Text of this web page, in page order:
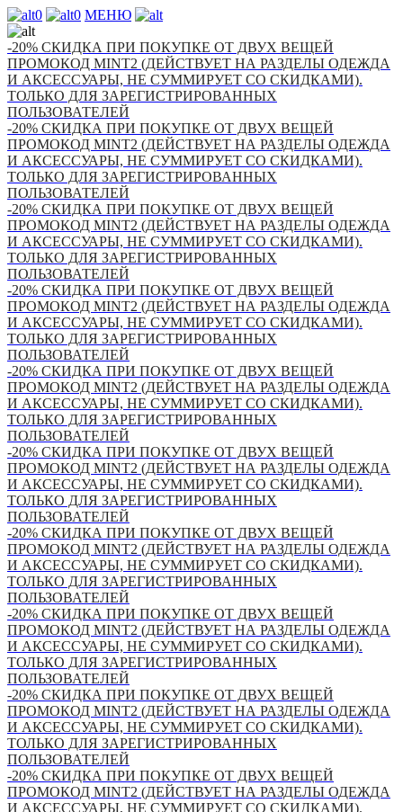
0 0 МЕНЮ
-20% СКИДКА ПРИ ПОКУПКЕ ОТ ДВУХ ВЕЩЕЙ
ПРОМОКОД MINT2 (ДЕЙСТВУЕТ НА РАЗДЕЛЫ ОДЕЖДА
И АКСЕССУАРЫ, НЕ СУММИРУЕТ СО СКИДКАМИ).
ТОЛЬКО ДЛЯ ЗАРЕГИСТРИРОВАННЫХ
ПОЛЬЗОВАТЕЛЕЙ
-20% СКИДКА ПРИ ПОКУПКЕ ОТ ДВУХ ВЕЩЕЙ
ПРОМОКОД MINT2 (ДЕЙСТВУЕТ НА РАЗДЕЛЫ ОДЕЖДА
И АКСЕССУАРЫ, НЕ СУММИРУЕТ СО СКИДКАМИ).
ТОЛЬКО ДЛЯ ЗАРЕГИСТРИРОВАННЫХ
ПОЛЬЗОВАТЕЛЕЙ
-20% СКИДКА ПРИ ПОКУПКЕ ОТ ДВУХ ВЕЩЕЙ
ПРОМОКОД MINT2 (ДЕЙСТВУЕТ НА РАЗДЕЛЫ ОДЕЖДА
И АКСЕССУАРЫ, НЕ СУММИРУЕТ СО СКИДКАМИ).
ТОЛЬКО ДЛЯ ЗАРЕГИСТРИРОВАННЫХ
ПОЛЬЗОВАТЕЛЕЙ
-20% СКИДКА ПРИ ПОКУПКЕ ОТ ДВУХ ВЕЩЕЙ
ПРОМОКОД MINT2 (ДЕЙСТВУЕТ НА РАЗДЕЛЫ ОДЕЖДА
И АКСЕССУАРЫ, НЕ СУММИРУЕТ СО СКИДКАМИ).
ТОЛЬКО ДЛЯ ЗАРЕГИСТРИРОВАННЫХ
ПОЛЬЗОВАТЕЛЕЙ
-20% СКИДКА ПРИ ПОКУПКЕ ОТ ДВУХ ВЕЩЕЙ
ПРОМОКОД MINT2 (ДЕЙСТВУЕТ НА РАЗДЕЛЫ ОДЕЖДА
И АКСЕССУАРЫ, НЕ СУММИРУЕТ СО СКИДКАМИ).
ТОЛЬКО ДЛЯ ЗАРЕГИСТРИРОВАННЫХ
ПОЛЬЗОВАТЕЛЕЙ
-20% СКИДКА ПРИ ПОКУПКЕ ОТ ДВУХ ВЕЩЕЙ
ПРОМОКОД MINT2 (ДЕЙСТВУЕТ НА РАЗДЕЛЫ ОДЕЖДА
И АКСЕССУАРЫ, НЕ СУММИРУЕТ СО СКИДКАМИ).
ТОЛЬКО ДЛЯ ЗАРЕГИСТРИРОВАННЫХ
ПОЛЬЗОВАТЕЛЕЙ
-20% СКИДКА ПРИ ПОКУПКЕ ОТ ДВУХ ВЕЩЕЙ
ПРОМОКОД MINT2 (ДЕЙСТВУЕТ НА РАЗДЕЛЫ ОДЕЖДА
И АКСЕССУАРЫ, НЕ СУММИРУЕТ СО СКИДКАМИ).
ТОЛЬКО ДЛЯ ЗАРЕГИСТРИРОВАННЫХ
ПОЛЬЗОВАТЕЛЕЙ
-20% СКИДКА ПРИ ПОКУПКЕ ОТ ДВУХ ВЕЩЕЙ
ПРОМОКОД MINT2 (ДЕЙСТВУЕТ НА РАЗДЕЛЫ ОДЕЖДА
И АКСЕССУАРЫ, НЕ СУММИРУЕТ СО СКИДКАМИ).
ТОЛЬКО ДЛЯ ЗАРЕГИСТРИРОВАННЫХ
ПОЛЬЗОВАТЕЛЕЙ
-20% СКИДКА ПРИ ПОКУПКЕ ОТ ДВУХ ВЕЩЕЙ
ПРОМОКОД MINT2 (ДЕЙСТВУЕТ НА РАЗДЕЛЫ ОДЕЖДА
И АКСЕССУАРЫ, НЕ СУММИРУЕТ СО СКИДКАМИ).
ТОЛЬКО ДЛЯ ЗАРЕГИСТРИРОВАННЫХ
ПОЛЬЗОВАТЕЛЕЙ
-20% СКИДКА ПРИ ПОКУПКЕ ОТ ДВУХ ВЕЩЕЙ
ПРОМОКОД MINT2 (ДЕЙСТВУЕТ НА РАЗДЕЛЫ ОДЕЖДА
И АКСЕССУАРЫ, НЕ СУММИРУЕТ СО СКИДКАМИ).